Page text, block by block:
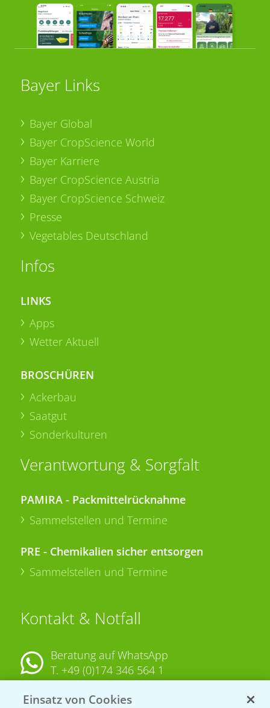
Bayer Links
Bayer Global
Bayer CropScience World
Bayer Karriere
Bayer CropScience Austria
Bayer CropScience Schweiz
Presse
Vegetables Deutschland
Infos
LINKS
Apps
Wetter Aktuell
BROSCHÜREN
Ackerbau
Saatgut
Sonderkulturen
Verantwortung & Sorgfalt
PAMIRA - Packmittelrücknahme
Sammelstellen und Termine
PRE - Chemikalien sicher entsorgen
Sammelstellen und Termine
Kontakt & Notfall
Beratung auf WhatsApp
T. +49 (0)174 346 564 1
KONTAKT
Einsatz von Cookies